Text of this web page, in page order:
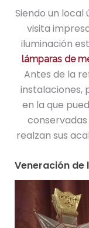
Siendo un local
visita
iluminación
lámparas de
Antes de la
instalaciones,
en la que
realzan sus
Veneración de